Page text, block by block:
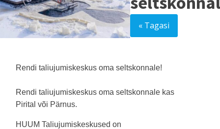
« Tagasi
Rendi taliujumiskeskus oma seltskonnale!
Rendi taliujumiskeskus oma seltskonnale kas
Pirita või Pärnus.
HUUM Taliujumiskeskused on